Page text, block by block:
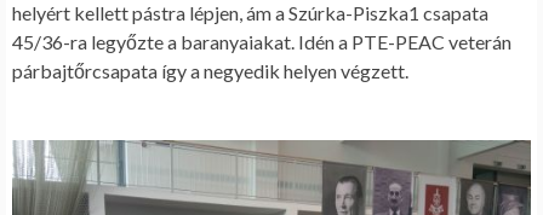
helyért kellett pástra lépjen, ám a Szúrka-Piszka1 csapata
45/36-ra legyőzte a baranyaiakat. Idén a PTE-PEAC veterán
párbajtőrcsapata így a negyedik helyen végzett.